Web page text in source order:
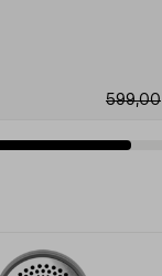
599,00